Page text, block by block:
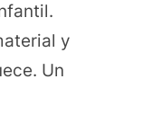
y
Un